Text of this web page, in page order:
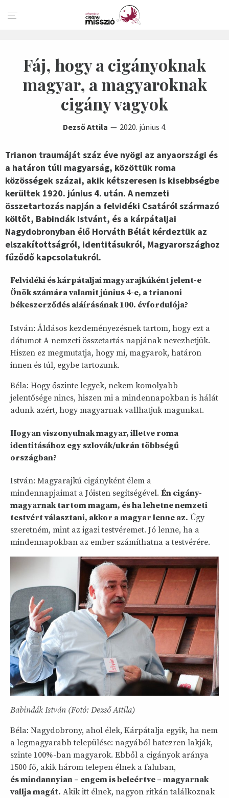
Fáj, hogy a cigányoknak
magyar, a magyaroknak
cigány vagyok
Dezső Attila 2020. június 4.
Trianon traumáját száz éve nyögi az anyaországi és
a határon túli magyarság, közöttük roma
közösségek százai, akik kétszeresen is kisebbségbe
kerültek 1920. június 4. után. A nemzeti
összetartozás napján a felvidéki Csatáról származó
költőt, Babindák Istvánt, és a kárpátaljai
Nagydobronyban élő Horváth Bélát kérdeztük az
elszakítottságról, identitásukról, Magyarországhoz
fűződő kapcsolatukról.
Felvidéki és kárpátaljai magyarajkúként jelent-e
Önök számára valamit június 4-e, a trianoni
békeszerződés aláírásának 100. évfordulója?
István: Áldásos kezdeményezésnek tartom, hogy ezt a
dátumot A nemzeti összetartás napjának nevezhetjük.
Hiszen ez megmutatja, hogy mi, magyarok, határon
innen és túl, egybe tartozunk.
Béla: Hogy őszinte legyek, nekem komolyabb
jelentősége nincs, hiszen mi a mindennapokban is hálát
adunk azért, hogy magyarnak vallhatjuk magunkat.
Hogyan viszonyulnak magyar, illetve roma
identitásához egy szlovák/ukrán többségű
országban?
István: Magyarajkú cigányként élem a
mindennapjaimat a Jóisten segítségével. Én cigány-
magyarnak tartom magam, és ha lehetne nemzeti
testvért választani, akkor a magyar lenne az. Úgy
szeretném, mint az igazi testvéremet. Jó lenne, ha a
mindennapokban az ember számíthatna a testvérére.
Babindák István (Fotó: Dezső Attila)
Béla: Nagydobrony, ahol élek, Kárpátalja egyik, ha nem
a legmagyarabb települése: nagyából hatezren lakják,
szinte 100%-ban magyarok. Ebből a cigányok aránya
1500 fő, akik három telepen élnek a faluban,
és mindannyian – engem is beleértve – magyarnak
vallja magát. Akik itt élnek, nagyon ritkán találkoznak